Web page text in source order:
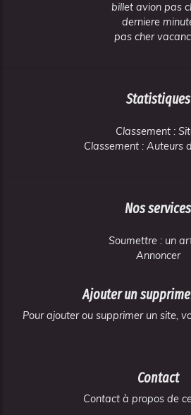
billet avion pas
derniere
pas cher
Statistiques
Classement :
Classement : Auteurs
Nos services
Soumettre : un
Annoncer
Ajouter un
Pour ajouter ou supprimer un site,
Contact
Contact à propos de